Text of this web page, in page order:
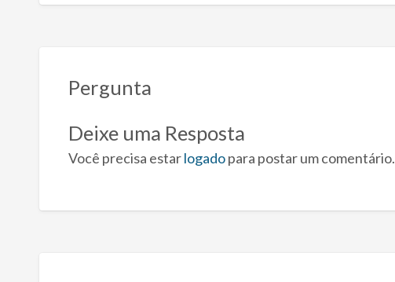
Pergunta
Deixe uma Resposta
Você precisa estarlogadopara postar um comentário.